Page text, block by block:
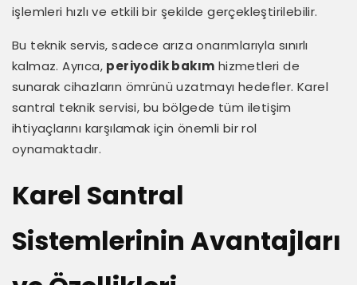
işlemleri hızlı ve etkili bir şekilde gerçekleştirilebilir.
Bu teknik servis, sadece arıza onarımlarıyla sınırlı
kalmaz. Ayrıca, periyodik bakım hizmetleri de
sunarak cihazların ömrünü uzatmayı hedefler. Karel
santral teknik servisi, bu bölgede tüm iletişim
ihtiyaçlarını karşılamak için önemli bir rol
oynamaktadır.
Karel Santral
Sistemlerinin Avantajları